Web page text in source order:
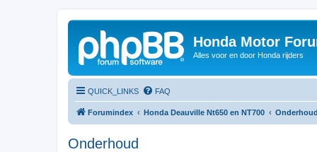
Honda Motor
Alles voor en door Honda rijders
QUICK_LINKS FAQ
Forumindex Honda Deauville Nt650 en NT700 Onderhoud
Onderhoud